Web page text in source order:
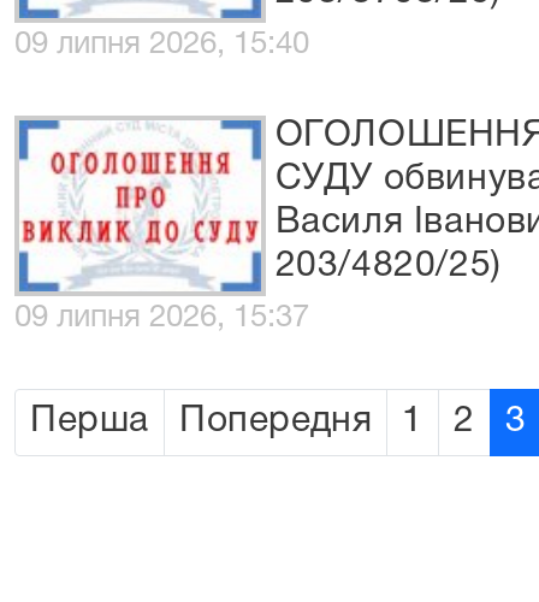
09 липня 2026, 15:40
СУДУ
Василя
203/4820/25)
09 липня 2026, 15:37
Перша Попередня 1 2 3